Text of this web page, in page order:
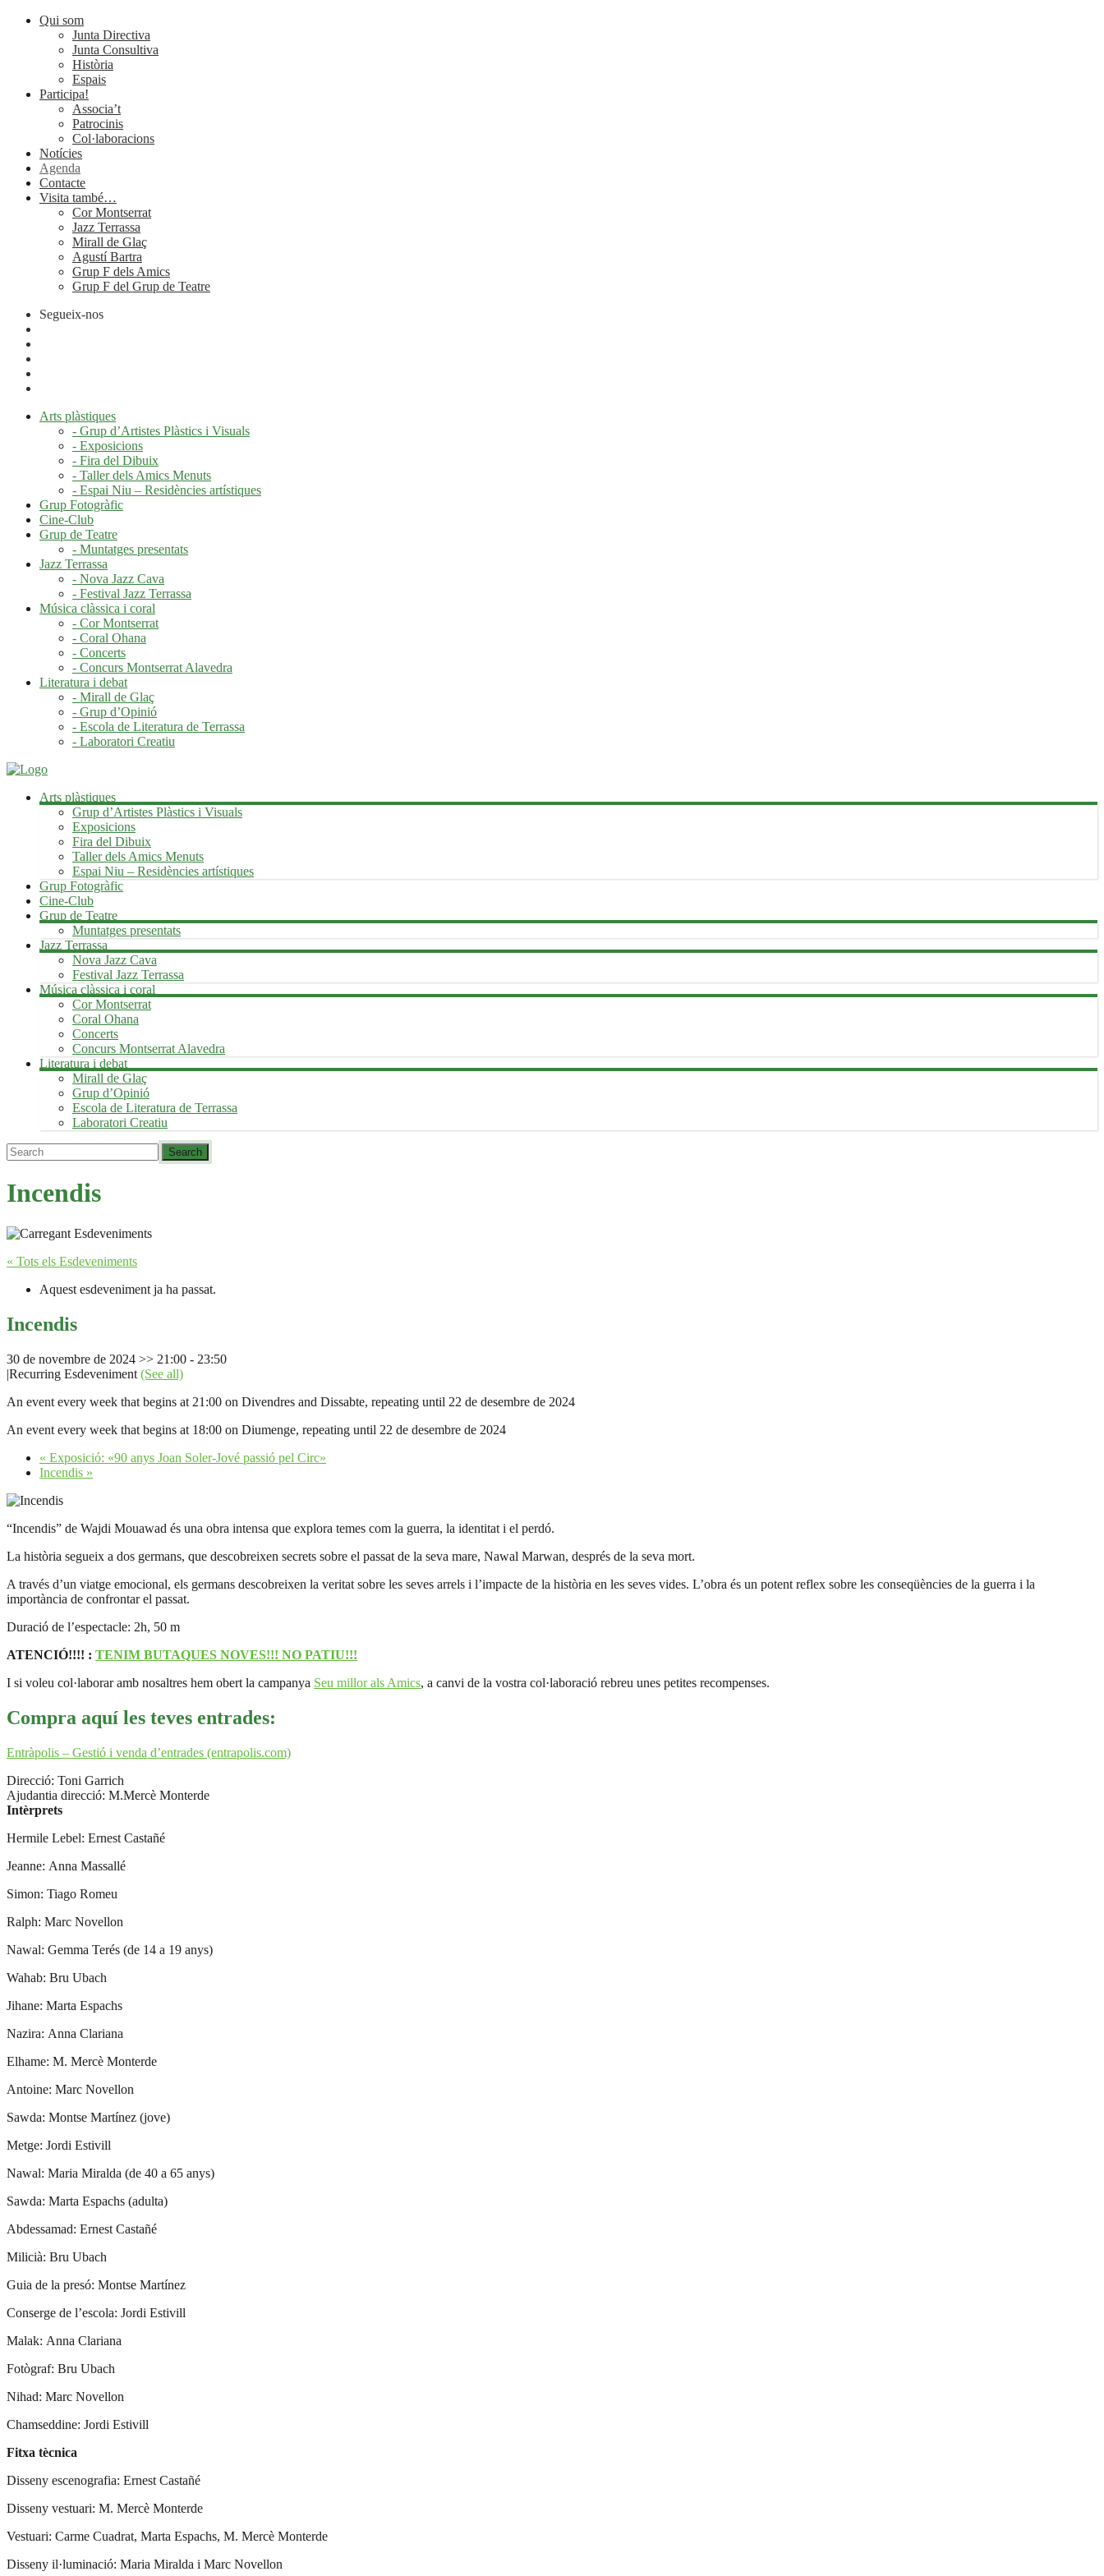
Qui som
Junta Directiva
Junta Consultiva
Història
Espais
Participa!
Associa’t
Patrocinis
Col·laboracions
Notícies
Agenda
Contacte
Visita també…
Cor Montserrat
Jazz Terrassa
Mirall de Glaç
Agustí Bartra
Grup F dels Amics
Grup F del Grup de Teatre
Segueix-nos
Arts plàstiques
- Grup d’Artistes Plàstics i Visuals
- Exposicions
- Fira del Dibuix
- Taller dels Amics Menuts
- Espai Niu – Residències artístiques
Grup Fotogràfic
Cine-Club
Grup de Teatre
- Muntatges presentats
Jazz Terrassa
- Nova Jazz Cava
- Festival Jazz Terrassa
Música clàssica i coral
- Cor Montserrat
- Coral Ohana
- Concerts
- Concurs Montserrat Alavedra
Literatura i debat
- Mirall de Glaç
- Grup d’Opinió
- Escola de Literatura de Terrassa
- Laboratori Creatiu
Arts plàstiques
Grup d’Artistes Plàstics i Visuals
Exposicions
Fira del Dibuix
Taller dels Amics Menuts
Espai Niu – Residències artístiques
Grup Fotogràfic
Cine-Club
Grup de Teatre
Muntatges presentats
Jazz Terrassa
Nova Jazz Cava
Festival Jazz Terrassa
Música clàssica i coral
Cor Montserrat
Coral Ohana
Concerts
Concurs Montserrat Alavedra
Literatura i debat
Mirall de Glaç
Grup d’Opinió
Escola de Literatura de Terrassa
Laboratori Creatiu
Incendis
« Tots els Esdeveniments
Aquest esdeveniment ja ha passat.
Incendis
30 de novembre de 2024 >> 21:00 - 23:50
|Recurring Esdeveniment (See all)
An event every week that begins at 21:00 on Divendres and Dissabte, repeating until 22 de desembre de 2024
An event every week that begins at 18:00 on Diumenge, repeating until 22 de desembre de 2024
« Exposició: «90 anys Joan Soler-Jové passió pel Circ»
Incendis »
“Incendis” de Wajdi Mouawad és una obra intensa que explora temes com la guerra, la identitat i el perdó.
La història segueix a dos germans, que descobreixen secrets sobre el passat de la seva mare, Nawal Marwan, després de la seva mort.
A través d’un viatge emocional, els germans descobreixen la veritat sobre les seves arrels i l’impacte de la història en les seves vides. L’obra és un potent reflex sobre les conseqüències de la guerra i la
importància de confrontar el passat.
Duració de l’espectacle: 2h, 50 m
ATENCIÓ!!!! : TENIM BUTAQUES NOVES!!! NO PATIU!!!
I si voleu col·laborar amb nosaltres hem obert la campanya Seu millor als Amics, a canvi de la vostra col·laboració rebreu unes petites recompenses.
Compra aquí les teves entrades:
Entràpolis – Gestió i venda d’entrades (entrapolis.com)
Direcció: Toni Garrich
Ajudantia direcció: M.Mercè Monterde
Intèrprets
Hermile Lebel: Ernest Castañé
Jeanne: Anna Massallé
Simon: Tiago Romeu
Ralph: Marc Novellon
Nawal: Gemma Terés (de 14 a 19 anys)
Wahab: Bru Ubach
Jihane: Marta Espachs
Nazira: Anna Clariana
Elhame: M. Mercè Monterde
Antoine: Marc Novellon
Sawda: Montse Martínez (jove)
Metge: Jordi Estivill
Nawal: Maria Miralda (de 40 a 65 anys)
Sawda: Marta Espachs (adulta)
Abdessamad: Ernest Castañé
Milicià: Bru Ubach
Guia de la presó: Montse Martínez
Conserge de l’escola: Jordi Estivill
Malak: Anna Clariana
Fotògraf: Bru Ubach
Nihad: Marc Novellon
Chamseddine: Jordi Estivill
Fitxa tècnica
Disseny escenografia: Ernest Castañé
Disseny vestuari: M. Mercè Monterde
Vestuari: Carme Cuadrat, Marta Espachs, M. Mercè Monterde
Disseny il·luminació: Maria Miralda i Marc Novellon